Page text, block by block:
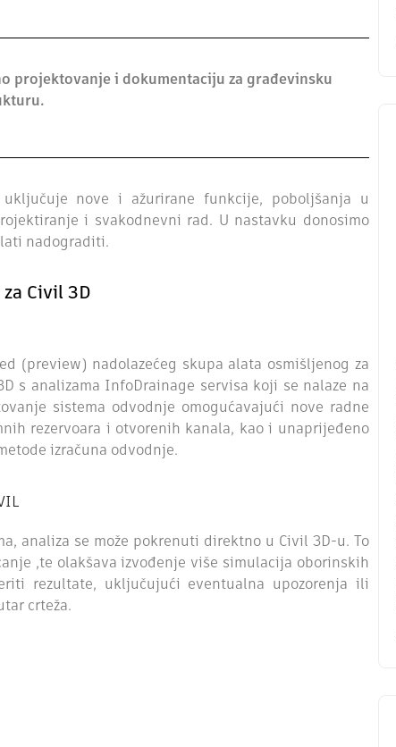
projektovanje i dokumentaciju za građevinsku
nove i ažurirane funkcije, poboljšanja u
i svakodnevni rad. U nastavku donosimo
nadograditi.
Civil 3D
(preview) nadolazećeg skupa alata osmišljenog za
s analizama InfoDrainage servisa koji se nalaze na
sistema odvodnje omogućavajući nove radne
rezervoara i otvorenih kanala, kao i unaprijeđeno
izračuna odvodnje.
analiza se može pokrenuti direktno u Civil 3D-u. To
,te olakšava izvođenje više simulacija oborinskih
rezultate, uključujući eventualna upozorenja ili
crteža.